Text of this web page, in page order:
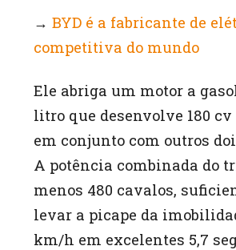
→BYD é a fabricante de
competitiva do mundo
Ele abriga um motor a
litro que desenvolve 180 cv
em conjunto com outros
A potência combinada do
menos 480 cavalos,
levar a picape da
km/h em excelentes 5,7